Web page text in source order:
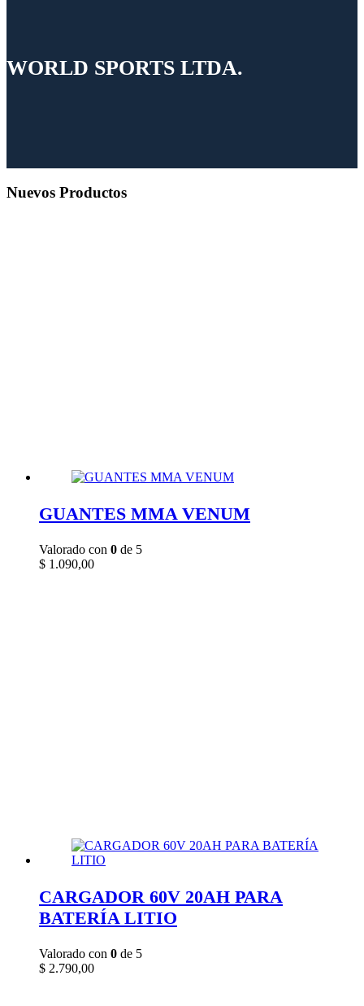
WORLD SPORTS LTDA.
Nuevos Productos
GUANTES MMA VENUM
Valorado con 0 de 5
$ 1.090,00
CARGADOR 60V 20AH PARA
BATERÍA LITIO
Valorado con 0 de 5
$ 2.790,00